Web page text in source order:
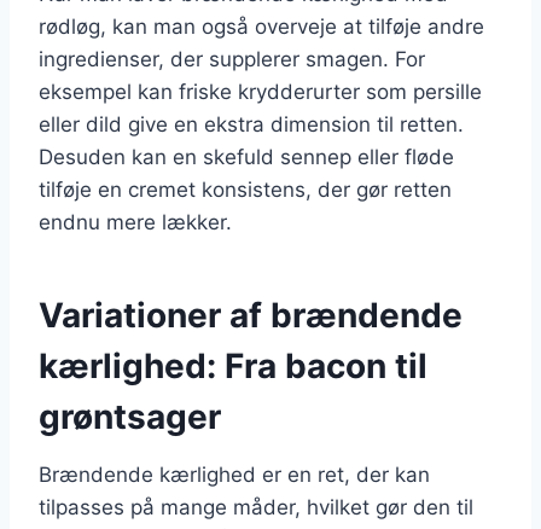
rødløg, kan man også overveje at tilføje andre
ingredienser, der supplerer smagen. For
eksempel kan friske krydderurter som persille
eller dild give en ekstra dimension til retten.
Desuden kan en skefuld sennep eller fløde
tilføje en cremet konsistens, der gør retten
endnu mere lækker.
Variationer af brændende
kærlighed: Fra bacon til
grøntsager
Brændende kærlighed er en ret, der kan
tilpasses på mange måder, hvilket gør den til